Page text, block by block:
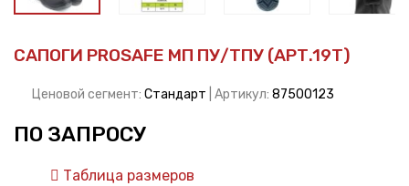
САПОГИ PROSAFE МП ПУ/ТПУ (АРТ.19Т)
Ценовой сегмент: Стандарт | Артикул: 87500123
ПО ЗАПРОСУ
Таблица размеров